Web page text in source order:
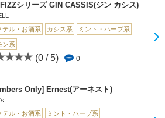
シリーズ GIN CASSIS(ジン カシス)
テル・お酒系
カシス系 ミント・ハーブ系
ン系
(0 / 5) 0
Only] Ernest(アーネスト)
テル・お酒系
ミント・ハーブ系